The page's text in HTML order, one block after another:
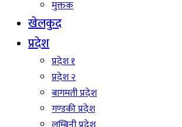
मुक्तक
खेलकुद
प्रदेश
प्रदेश १
प्रदेश २
बागमती प्रदेश
गण्डकी प्रदेश